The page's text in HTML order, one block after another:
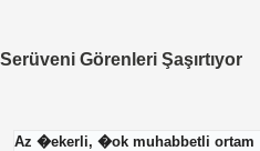
Serüveni Görenleri Şaşırtıyor
Az �ekerli, �ok muhabbetli ortam